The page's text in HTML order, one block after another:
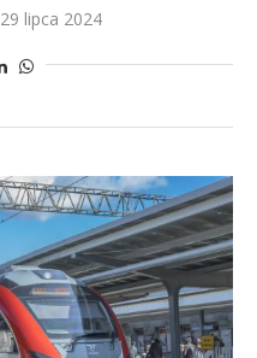
29 lipca 2024